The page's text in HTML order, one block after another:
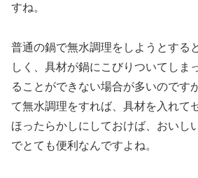
すね。
普通の鍋で無水調理をしようとする
しく、具材が鍋にこびりついてしま
ることができない場合が多いのです
て無水調理をすれば、具材を入れて
ほったらかしにしておけば、おいし
でとても便利なんですよね。